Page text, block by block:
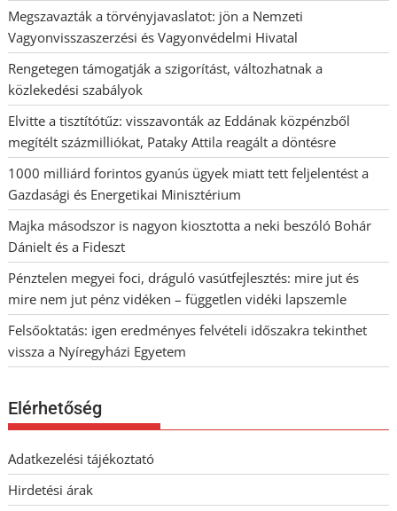
Megszavazták a törvényjavaslatot: jön a Nemzeti
Vagyonvisszaszerzési és Vagyonvédelmi Hivatal
Rengetegen támogatják a szigorítást, változhatnak a
közlekedési szabályok
Elvitte a tisztítótűz: visszavonták az Eddának közpénzből
megítélt százmilliókat, Pataky Attila reagált a döntésre
1000 milliárd forintos gyanús ügyek miatt tett feljelentést a
Gazdasági és Energetikai Minisztérium
Majka másodszor is nagyon kiosztotta a neki beszóló Bohár
Dánielt és a Fideszt
Pénztelen megyei foci, dráguló vasútfejlesztés: mire jut és
mire nem jut pénz vidéken – független vidéki lapszemle
Felsőoktatás: igen eredményes felvételi időszakra tekinthet
vissza a Nyíregyházi Egyetem
Elérhetőség
Adatkezelési tájékoztató
Hirdetési árak